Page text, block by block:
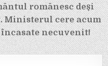
românesc deși
Ministerul cere acum
necuvenit!